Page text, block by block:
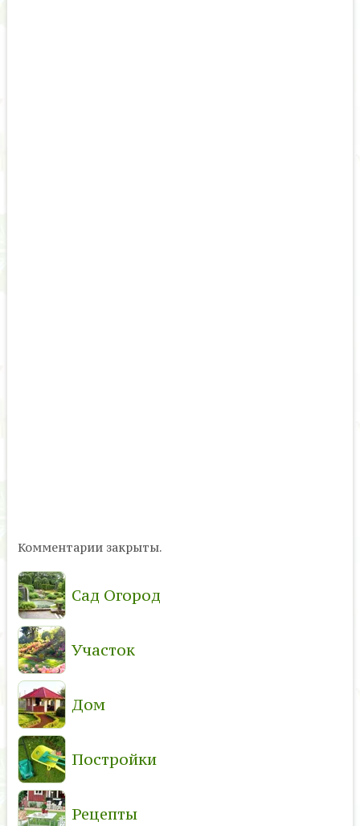
Комментарии закрыты.
Сад Огород
Участок
Дом
Постройки
Рецепты